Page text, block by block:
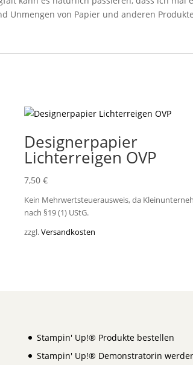
Unmengen von Papier und anderen
Designerpapier
Lichterreigen OVP
7,50 €
Kein Mehrwertsteuerausweis, da
nach §19 (1) UStG.
zzgl.Versandkosten
Stampin' Up!® Produkte bestellen
Stampin' Up!® Demonstratorin